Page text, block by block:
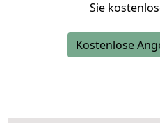
Sie
Kostenlose